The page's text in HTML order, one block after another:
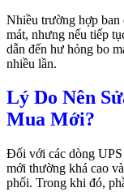
Nhiều trường hợp ban
mát, nhưng nếu tiếp
dẫn đến hư hỏng bo
nhiều lần.
Lý Do Nên
Mua Mới?
Đối với các dòng
mới thường khá cao
phối. Trong khi đó,